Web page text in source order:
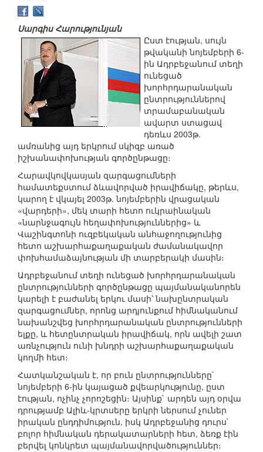
Սարգիս Հարությունյան
Ըստ էության, սույն
թվականի նոյեմբերի 6-
ին Ադրբեջանում տեղի
ունեցած
խորհրդարանական
ընտրություններով
տրամաբանական
ավարտ ստացավ
դեռևս 2003թ.
ամռանից այդ երկրում սկիզբ առած
իշխանափոխության գործընթացը։
Հարավկովկասյան զարգացումների
համատեքստում ձևավորված իրավիճակը, թերևս,
կարող է վկայել 2003թ. նոյեմբերին վրացական
«վարդերի», մեկ տարի հետո ուկրաինական
«նարնջագույն հեղափոխություններից» և
Վաշինգտոնի ուզբեկական անհաջողությունից
հետո աշխարհաքաղաքական ժամանակավոր
փոխհամաձայնության մի տարբերակի մասին։
Ադրբեջանում տեղի ունեցած խորհրդարանական
ընտրությունների գործընթացը պայմանականորեն
կարելի է բաժանել երկու մասի՝ նախընտրական
զարգացումներ, որոնց արդյունքում հիմնականում
նախանշվեց խորհրդարանական ընտրությունների
ելքը, և հետընտրական իրավիճակ, որն ավելի շատ
առնչություն ունի խնդրի աշխարհաքաղաքական
կողմի հետ։
Հատկանշական է, որ բուն ընտրությունները`
նոյեմբերի 6-ին կայացած քվեարկությունը, ըստ
էության, ոչինչ չորոշեցին։ Այսինք` արդեն այդ օրվա
դրությամբ Ալիև-կրտսերը երկրի ներսում չուներ
իրական ընդդիմություն, իսկ Ադրբեջանից դուրս`
բոլոր հիմնական դերակատարների հետ, ձեռք էին
բերվել կոնկրետ պայմանավորվածություններ։